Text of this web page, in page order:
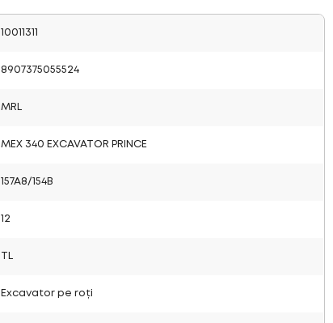
10011311
8907375055524
MRL
MEX 340 EXCAVATOR PRINCE
157A8/154B
12
Excavator pe roți